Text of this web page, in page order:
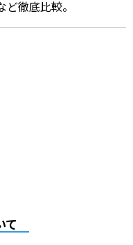
徹底比較。
て